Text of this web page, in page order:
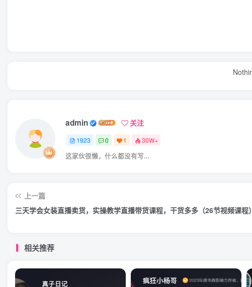
admin 关注
1923 0 1 30W+
这家伙很懒，什么都没有写...
上一篇
三天学会女装直播卖货，实操教学直播带货课程，干货多多（26节视频课程）
相关推荐